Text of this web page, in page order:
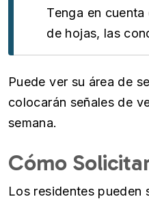
Tenga en
de hojas, las
Puede ver su área de
colocarán señales de
semana.
Cómo
Los residentes pueden